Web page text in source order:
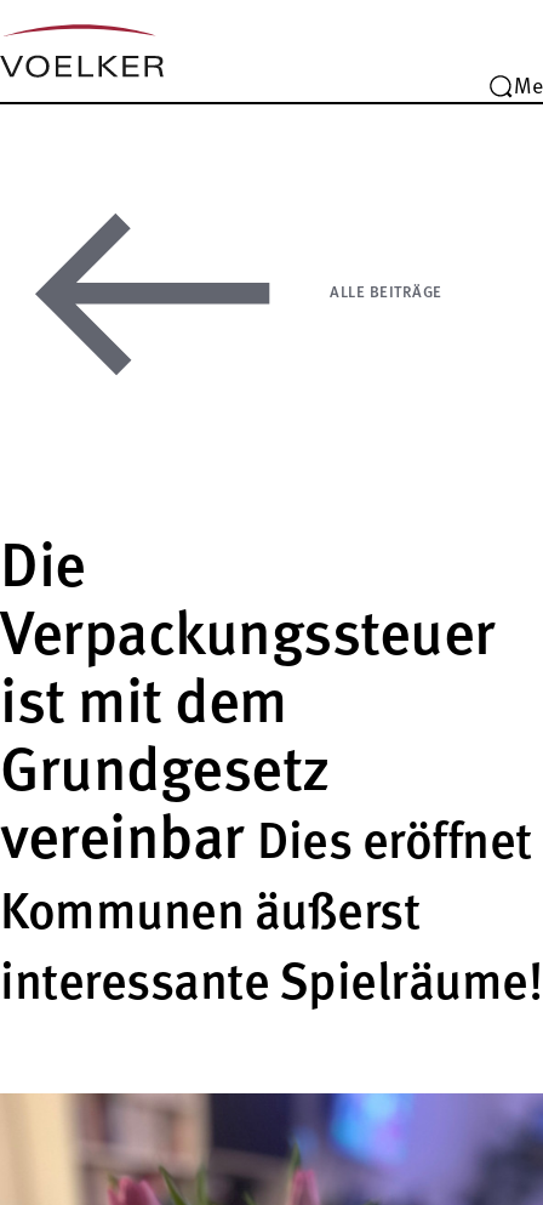
ALLE BEITRÄGE
Die
Verpackungssteuer
ist mit dem
Grundgesetz
vereinbar Dies eröffnet
Kommunen äußerst
interessante Spielräume!